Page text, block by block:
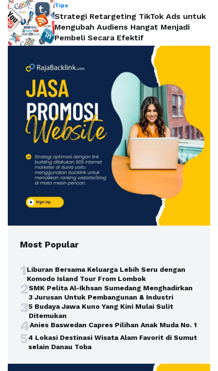
Tips
Strategi Retargeting TikTok Ads untuk
Mengubah Audiens Hangat Menjadi
Pembeli Secara Efektif
Most Popular
1Liburan Bersama Keluarga Lebih Seru dengan
Komodo Island Tour From Lombok
2SMK Pelita Al-Ikhsan Sumedang Menghadirkan
3 Jurusan Untuk Pembangunan & Industri
35 Budaya Jawa Kuno Yang Kini Mulai Sulit
Ditemukan
4Anies Baswedan Capres Pilihan Anak Muda No. 1
54 Lokasi Destinasi Wisata Alam Favorit di Sumut
selain Danau Toba